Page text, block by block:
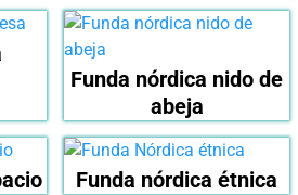
Funda nórdica nido de
abeja
Funda nórdica étnica